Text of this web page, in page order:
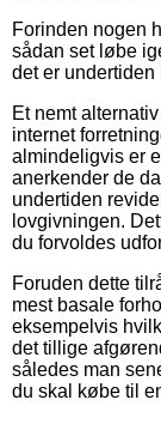
Forinden nogen
sådan set løbe
det er
Et nemt
internet
almindeligvis er
anerkender de
undertiden
lovgivningen.
du forvoldes
Foruden dette
mest basale
eksempelvis
det tillige
således man
du skal købe til